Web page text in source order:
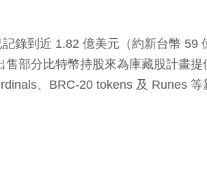
錄到近 1.82 億美元（約新台幣
部分比特幣持股來為庫藏股計畫
、BRC-20 tokens 及 Runes 等